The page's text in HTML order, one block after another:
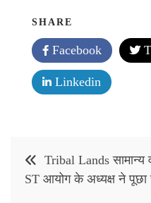
SHARE
Facebook
Linkedin
Post
navigation
Tribal Lands सामान्य
ST आयोग के अध्यक्ष ने